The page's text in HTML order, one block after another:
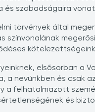
és szabadságaira
törvények által
színvonalának
elsősorban a
a nevünkben és csak
a felhatalmazott
és